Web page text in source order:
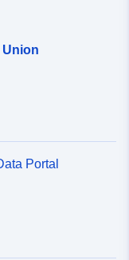
Union
Portal